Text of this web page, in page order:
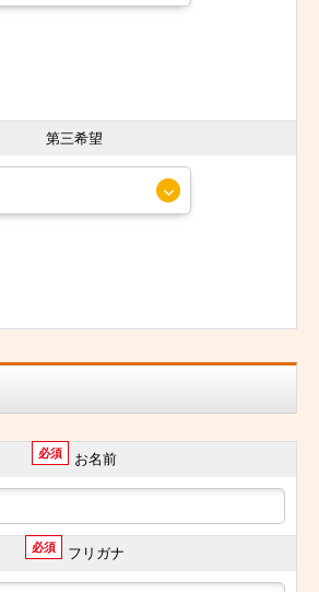
第三希望
必須 お名前
必須 フリガナ